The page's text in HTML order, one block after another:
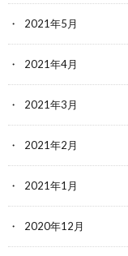
2021年5月
2021年4月
2021年3月
2021年2月
2021年1月
2020年12月